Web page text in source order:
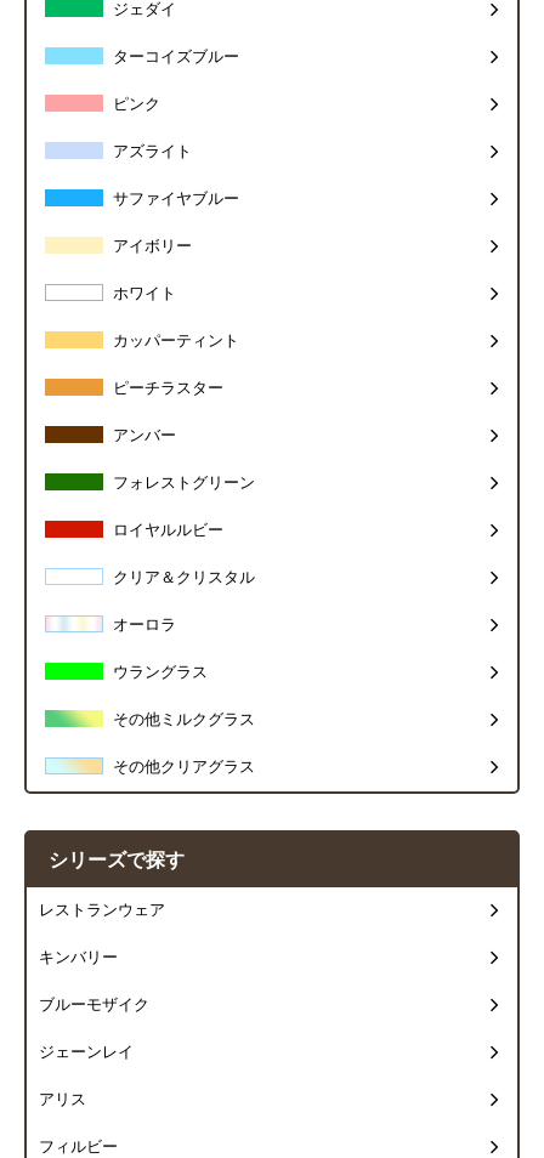
ジェダイ
ターコイズブルー
ピンク
アズライト
サファイヤブルー
アイボリー
ホワイト
カッパーティント
ピーチラスター
アンバー
フォレストグリーン
ロイヤルルビー
クリア＆クリスタル
オーロラ
ウラングラス
その他ミルクグラス
その他クリアグラス
シリーズで探す
レストランウェア
キンバリー
ブルーモザイク
ジェーンレイ
アリス
フィルビー